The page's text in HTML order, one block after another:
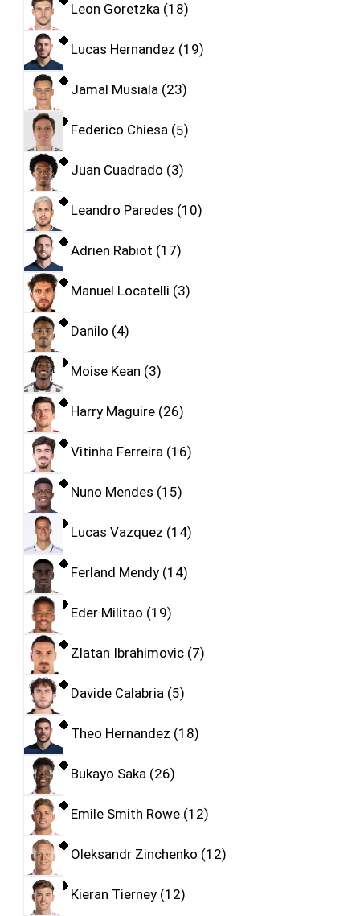
Leon Goretzka 18
Lucas Hernandez 19
Jamal Musiala 23
Federico Chiesa 5
Juan Cuadrado 3
Leandro Paredes 10
Adrien Rabiot 17
Manuel Locatelli 3
Danilo 4
Moise Kean 3
Harry Maguire 26
Vitinha Ferreira 16
Nuno Mendes 15
Lucas Vazquez 14
Ferland Mendy 14
Eder Militao 19
Zlatan Ibrahimovic 7
Davide Calabria 5
Theo Hernandez 18
Bukayo Saka 26
Emile Smith Rowe 12
Oleksandr Zinchenko 12
Kieran Tierney 12